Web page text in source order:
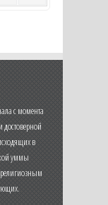
с момента
достоверной
в
уммы